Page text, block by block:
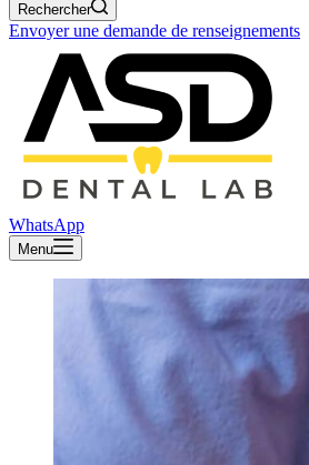
Rechercher
Envoyer une demande de renseignements
WhatsApp
Menu